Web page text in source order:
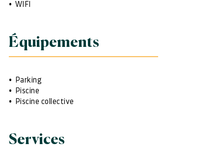
WIFI
Équipements
Parking
Piscine
Piscine collective
Services